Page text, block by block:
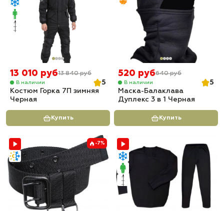
13 010 руб13 840 руб
В наличии
5
Костюм Горка 7П зимняя
Черная
Купить
520 руб640 руб
В наличии
5
Маска-Балаклава
Дуплекс 3 в 1 Черная
Купить
-7%